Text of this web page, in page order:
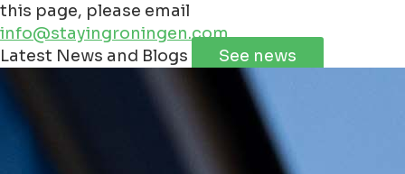
this page, please email
info@stayingroningen.com
+
Leaflet | ©JawgMaps©OpenStreetMap
Latest News and Blogs See news